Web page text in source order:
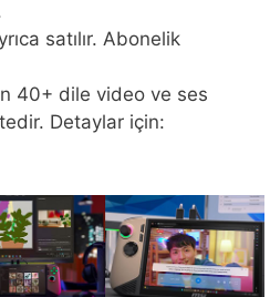
satılır. Abonelik
40+ dile video ve ses
Detaylar için: